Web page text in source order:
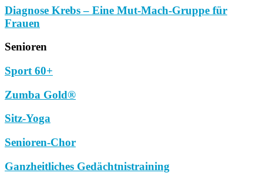
Diagnose Krebs – Eine Mut-Mach-Gruppe für
Frauen
Senioren
Sport 60+
Zumba Gold®
Sitz-Yoga
Senioren-Chor
Ganzheitliches Gedächtnistraining